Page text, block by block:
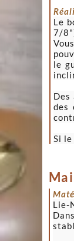
Le
7/
le
Des
des
Si
Lie-